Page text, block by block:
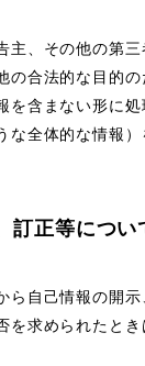
主、その他の第
の合法的な目的
を含まない形に
な全体的な情報
訂正等につい
ら自己情報の開
を求められたとき